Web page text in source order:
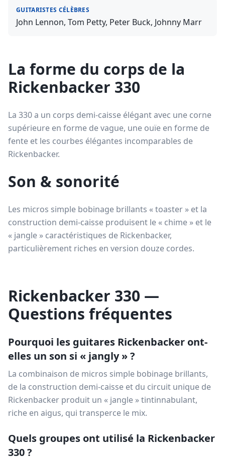
GUITARISTES CÉLÈBRES
John Lennon, Tom Petty, Peter Buck, Johnny Marr
La forme du corps de la
Rickenbacker 330
La 330 a un corps demi-caisse élégant avec une corne
supérieure en forme de vague, une ouïe en forme de
fente et les courbes élégantes incomparables de
Rickenbacker.
Son & sonorité
Les micros simple bobinage brillants « toaster » et la
construction demi-caisse produisent le « chime » et le
« jangle » caractéristiques de Rickenbacker,
particulièrement riches en version douze cordes.
Rickenbacker 330 —
Questions fréquentes
Pourquoi les guitares Rickenbacker ont-
elles un son si « jangly » ?
La combinaison de micros simple bobinage brillants,
de la construction demi-caisse et du circuit unique de
Rickenbacker produit un « jangle » tintinnabulant,
riche en aigus, qui transperce le mix.
Quels groupes ont utilisé la Rickenbacker
330 ?